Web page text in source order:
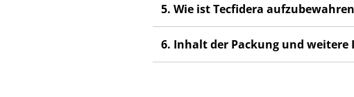
5. Wie ist Tecfidera
6. Inhalt der Packung und